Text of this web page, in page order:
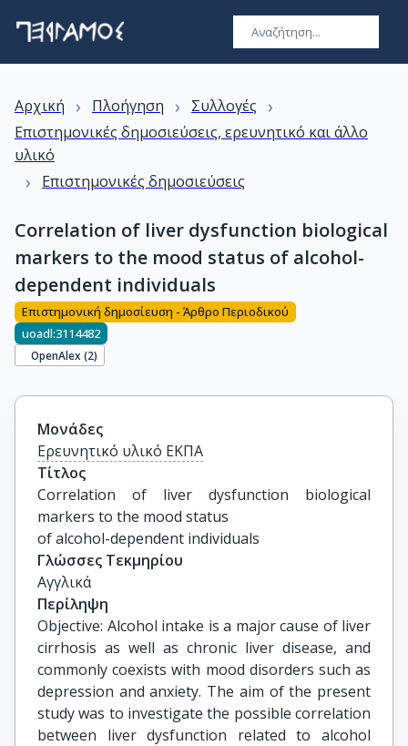
Αρχική › Πλοήγηση › Συλλογές ›
Επιστημονικές δημοσιεύσεις, ερευνητικό και άλλο
υλικό
› Επιστημονικές δημοσιεύσεις
Correlation of liver dysfunction biological
markers to the mood status of alcohol-
dependent individuals
Επιστημονική δημοσίευση - Άρθρο Περιοδικού
uoadl:3114482
OpenAlex (2)
Μονάδες
Ερευνητικό υλικό ΕΚΠΑ
Τίτλος
Correlation of liver dysfunction biological
markers to the mood status
of alcohol-dependent individuals
Γλώσσες Τεκμηρίου
Αγγλικά
Περίληψη
Objective: Alcohol intake is a major cause of liver
cirrhosis as well as chronic liver disease, and
commonly coexists with mood disorders such as
depression and anxiety. The aim of the present
study was to investigate the possible correlation
between liver dysfunction related to alcohol